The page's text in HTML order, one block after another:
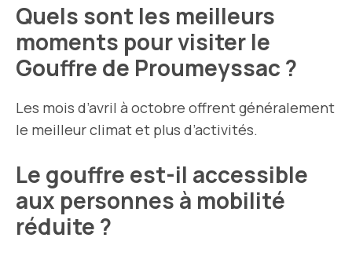
Quels sont les meilleurs
moments pour visiter le
Gouffre de Proumeyssac ?
Les mois d’avril à octobre offrent généralement
le meilleur climat et plus d’activités.
Le gouffre est-il accessible
aux personnes à mobilité
réduite ?